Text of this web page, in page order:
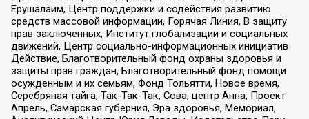
Ерушалаим, Центр поддержки и содействия развитию
средств массовой информации, Горячая Линия, В защиту
прав заключенных, Институт глобализации и социальных
движений, Центр социально-информационных инициатив
Действие, Благотворительный фонд охраны здоровья и
защиты прав граждан, Благотворительный фонд помощи
осужденным и их семьям, Фонд Тольятти, Новое время,
Серебряная тайга, Так-Так-Так, Сова, центр Анна, Проект
Апрель, Самарская губерния, Эра здоровья, Мемориал,